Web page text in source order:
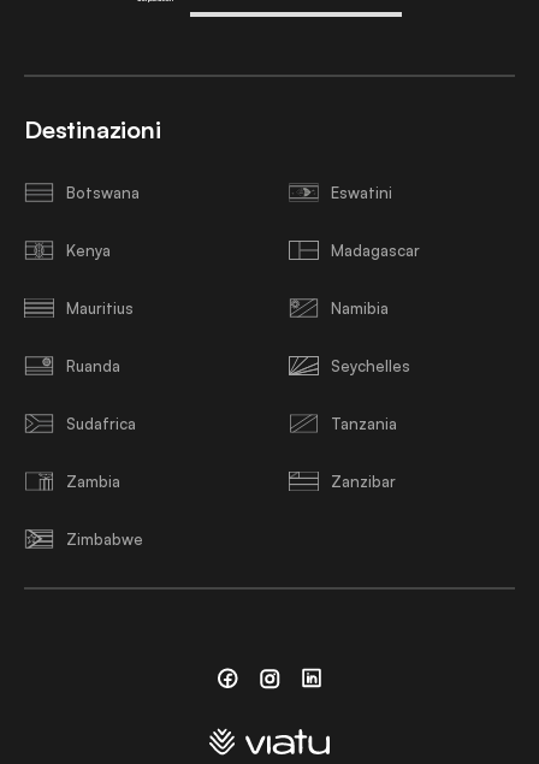
Destinazioni
Botswana Eswatini
Kenya Madagascar
Mauritius Namibia
Ruanda Seychelles
Sudafrica Tanzania
Zambia Zanzibar
Zimbabwe
FacebookInstagramLinkedin